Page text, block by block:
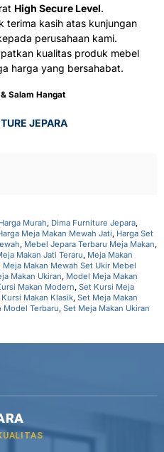
High Secure Level.
terima kasih atas kunjungan
perusahaan kami.
kualitas produk mebel
harga yang bersahabat.
Salam Hangat
JEPARA
Murah, Dima Furniture Jepara,
Meja Makan Mewah Jati, Harga Set
, Mebel Jepara Terbaru Meja Makan,
Makan Jati Teraru, Meja Makan
Meja Makan Mewah Set Ukir Mebel
Makan Ukiran, Model Meja Makan
Makan Modern, Set Kursi Meja
Makan Klasik, Set Meja Makan
Model Terbaru, Set Meja Makan Ukiran